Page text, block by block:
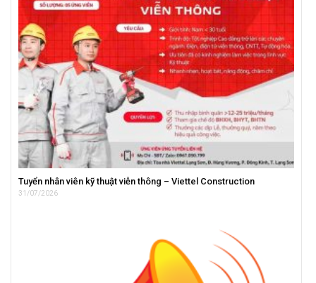
Tuyển nhân viên kỹ thuật viễn thông – Viettel Construction
31/07/2026